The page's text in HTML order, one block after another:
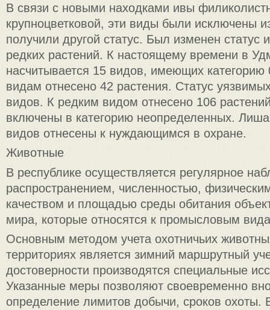
В связи с новыми находками ивы
крупноцветковой, эти виды были исключены
получили другой статус. Был изменен статус
редких растений. К настоящему времени в
насчитывается 15 видов, имеющих
видам отнесено 42 растения. Статус
видов. К редким видом отнесено 106
включены в категорию неопределенных.
видов отнесены к нуждающимся в охране.
Животные
В республике осуществляется регулярное
распространением, численностью,
качеством и площадью среды обитания
мира, которые относятся к промысловым
Основным методом учета охотничьих
территориях является зимний маршрутный
достоверности производятся специальные
Указанные меры позволяют своевременно
определение лимитов добычи, сроков охоты.